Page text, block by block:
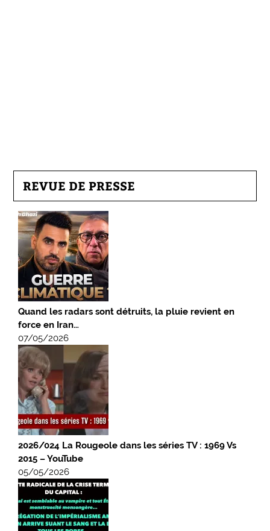
REVUE DE PRESSE
Quand les radars sont détruits, la pluie revient en
force en Iran…
07/05/2026
2026/024 La Rougeole dans les séries TV : 1969 Vs
2015 – YouTube
05/05/2026